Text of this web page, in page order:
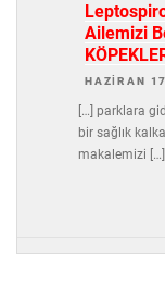
Ailemizi
HAZIRAN
[…] parklara
bir sağlık
makalemizi […]